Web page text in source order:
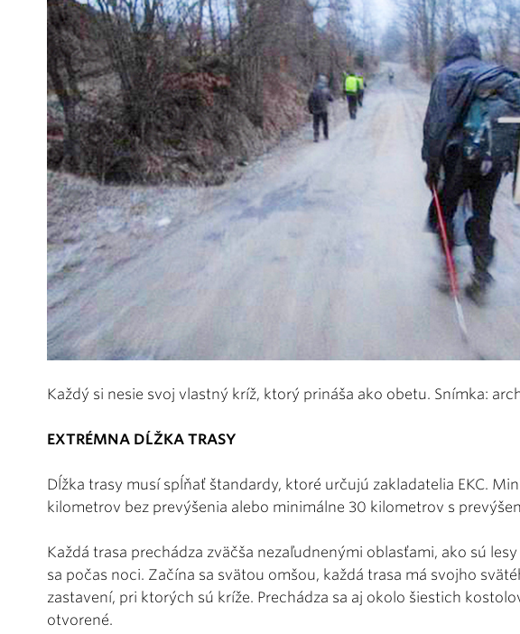
Každý si nesie svoj vlastný kríž, ktorý prináša ako obetu. Snímka:
EXTRÉMNA DĹŽKA TRASY
Dĺžka trasy musí spĺňať štandardy, ktoré určujú zakladatelia EKC.
kilometrov bez prevýšenia alebo minimálne 30 kilometrov s
Každá trasa prechádza zväčša nezaľudnenými oblasťami, ako sú
sa počas noci. Začína sa svätou omšou, každá trasa má svojho
zastavení, pri ktorých sú kríže. Prechádza sa aj okolo šiestich
otvorené.